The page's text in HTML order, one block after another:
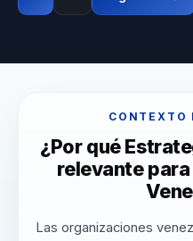
CONTEXTO
¿Por qué
relevante
Las organizaciones